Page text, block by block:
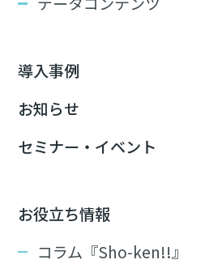
導入事例
お知らせ
セミナー・イベント
お役立ち情報
コラム『Sho-ken!!』